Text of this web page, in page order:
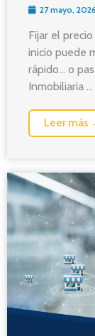
27 mayo, 2026
Fijar el
inicio puede
rápido… o
Inmobiliaria ...
Leer más